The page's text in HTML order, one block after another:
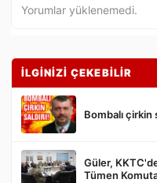
Gönder
Yorumlar yüklenemedi.
İLGİNİZİ ÇEKEBİLİR
Bombalı çirkin
Güler,
Tümen